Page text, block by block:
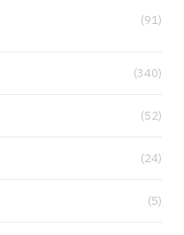
(91)
(340)
(52)
(24)
(5)